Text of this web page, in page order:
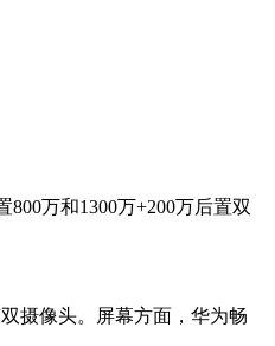
万和1300万+200万后置双
摄像头。屏幕方面，华为畅